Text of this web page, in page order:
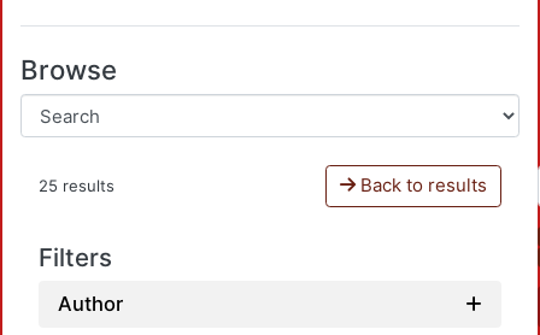
Browse
25 results Back to results
Filters
Author